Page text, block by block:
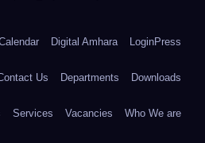
Digital Amhara LoginPress
Us Departments Downloads
Services Vacancies Who We are